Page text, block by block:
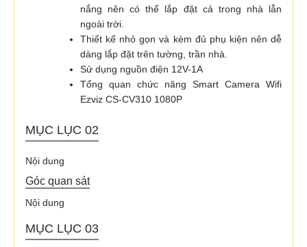
nắng nên có thể lắp đặt cả trong nhà lẫn
ngoài trời.
Thiết kế nhỏ gọn và kèm đủ phụ kiện nên dễ
dàng lắp đặt trên tường, trần nhà.
Sử dụng nguồn điện 12V-1A
Tổng quan chức năng Smart Camera Wifi
Ezviz CS-CV310 1080P
MỤC LỤC 02
Nội dung
Góc quan sát
Nội dung
MỤC LỤC 03